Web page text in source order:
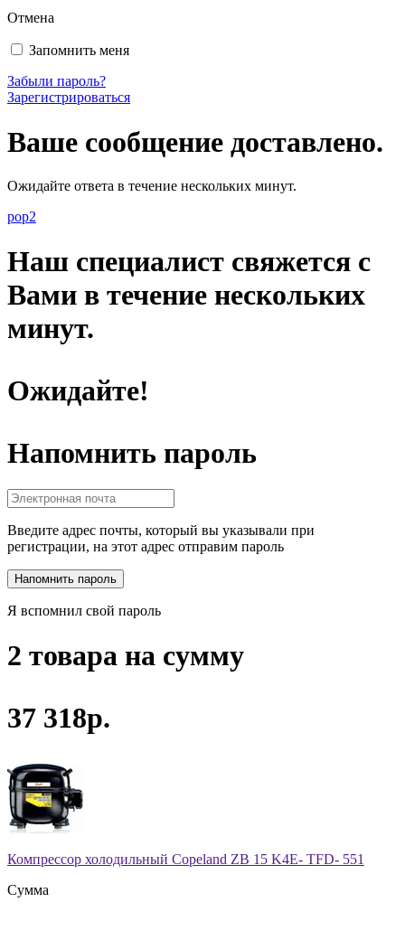
Отмена
Запомнить меня
Забыли пароль?
Зарегистрироваться
Ваше сообщение доставлено.
Ожидайте ответа в течение нескольких минут.
pop2
Наш специалист свяжется с
Вами в течение нескольких
минут.
Ожидайте!
Напомнить пароль
Введите адрес почты, который вы указывали при
регистрации, на этот адрес отправим пароль
Я вспомнил свой пароль
2 товара на сумму
37 318р.
Компрессор холодильный Copeland ZB 15 K4E- TFD- 551
Сумма